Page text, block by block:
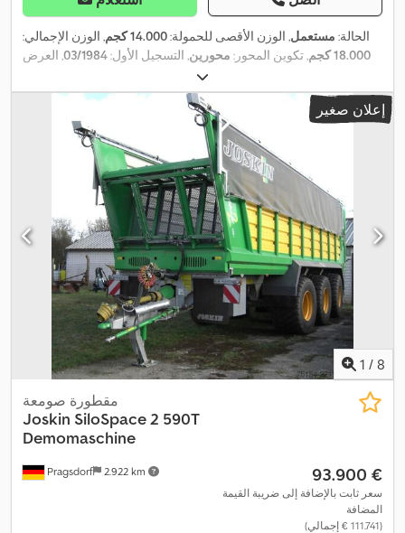
الحالة: مستعمل, الوزن الأقصى للحمولة:14.000 كجم
, الوزن الإجمالي:
18.000 كجم
, تكوين المحور: محورين, التسجيل الأول:03/1984, العرض
الكلي:2.500 مم
إعلان صغير
1 / 8
Pragsdorf 2.922 km
مقطورة صومعة
Joskin SiloSpace 2 590T
Demomaschine
‏93.900 €
سعر ثابت بالإضافة إلى ضريبة القيمة
المضافة
(‏111.741 € إجمالي)